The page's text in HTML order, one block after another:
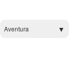
Aventura